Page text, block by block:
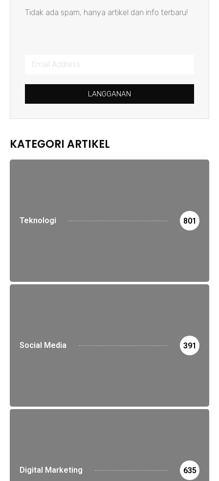
Tidak ada spam, hanya artikel dan info terbaru!
LANGGANAN
KATEGORI ARTIKEL
Teknologi 801
Social Media 391
Digital Marketing 635